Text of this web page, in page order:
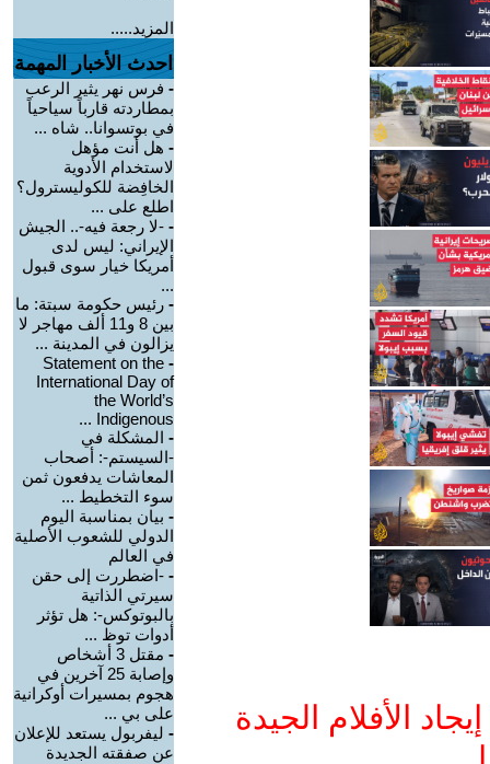
الأفلام الجيدة
المزيد.....
احدث الأخبار المهمة
- فرس نهر يثير الرعب
بمطاردته قارباً سياحياً
في بوتسوانا.. شاه ...
- هل أنت مؤهل
لاستخدام الأدوية
الخافِضة للكوليسترول؟
اطلع على ...
- -لا رجعة فيه-.. الجيش
الإيراني: ليس لدى
أمريكا خيار سوى قبول
...
- رئيس حكومة سبتة: ما
بين 8 و11 ألف مهاجر لا
يزالون في المدينة ...
-
Statement on the
International Day of
the World’s
Indigenous ...
- المشكلة في
-السيستم-: أصحاب
المعاشات يدفعون ثمن
سوء التخطيط ...
- بيان بمناسبة اليوم
الدولي للشعوب الأصلية
في العالم
- -اضطررت إلى حقن
سيرتي الذاتية
بالبوتوكس-: هل تؤثر
أدوات توظ ...
-
مقتل 3 أشخاص
وإصابة 25 آخرين في
هجوم بمسيرات أوكرانية
على بي ...
- ليفربول يستعد للإعلان
عن صفقته الجديدة